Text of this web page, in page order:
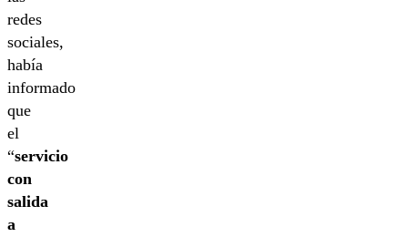
redes
sociales,
había
informado
que
el
“servicio
con
salida
a